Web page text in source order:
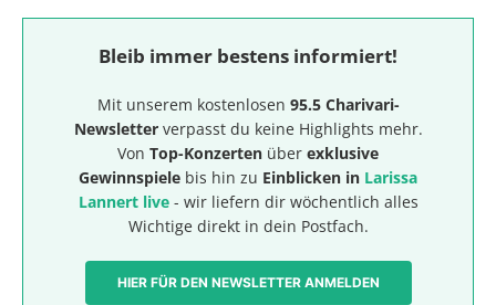
Bleib immer bestens informiert!
Mit unserem kostenlosen 95.5 Charivari-
Newsletterverpasst du keine Highlights mehr.
Von Top-Konzerten über exklusive
Gewinnspiele bis hin zu Einblicken in Larissa
Lannert live- wir liefern dir wöchentlich alles
Wichtige direkt in dein Postfach.
HIER FÜR DEN NEWSLETTER ANMELDEN